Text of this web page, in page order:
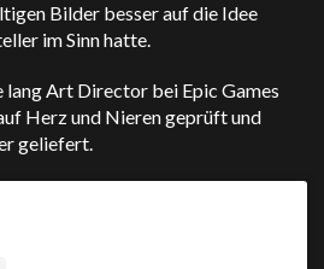
Bilder besser auf die Idee
im Sinn hatte.
lang Art Director bei Epic Games
Herz und Nieren geprüft und
geliefert.